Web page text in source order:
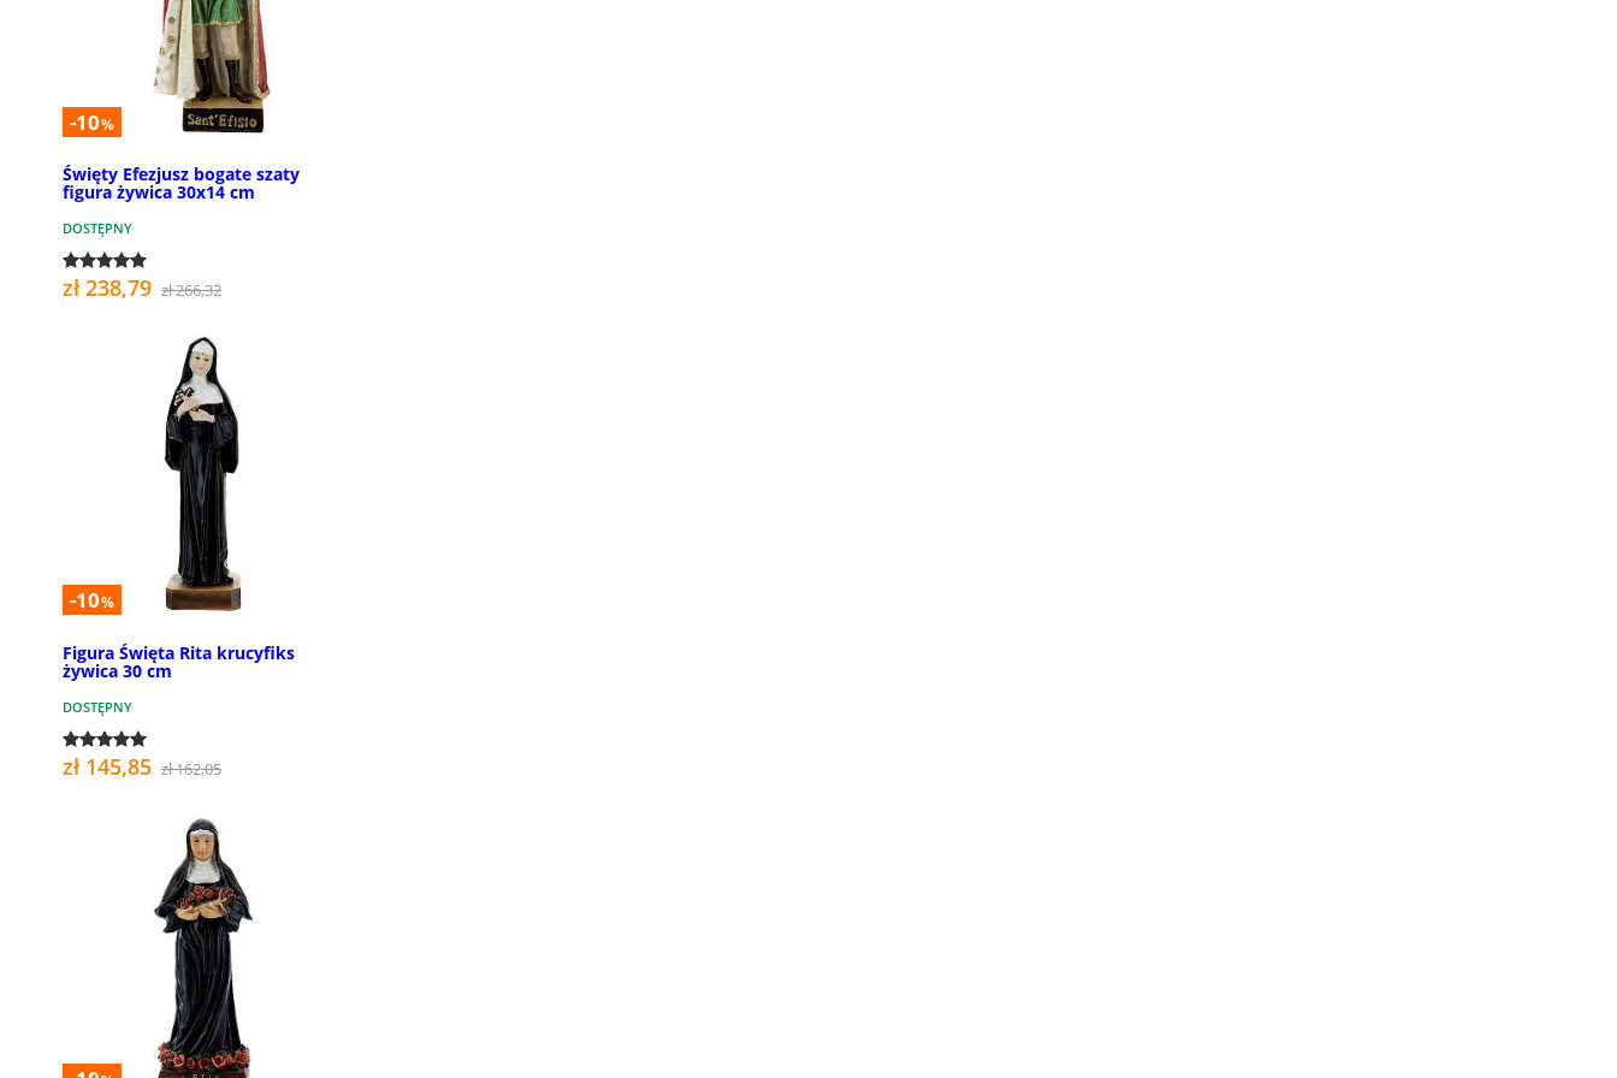
-10%
Święty Efezjusz bogate szaty
figura żywica 30x14 cm
DOSTĘPNY
zł 238,79 zł 266,32
-10%
Figura Święta Rita krucyfiks
żywica 30 cm
DOSTĘPNY
zł 145,85 zł 162,05